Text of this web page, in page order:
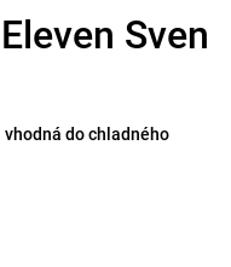
Sven
vhodná do chladného